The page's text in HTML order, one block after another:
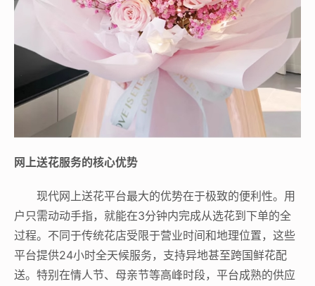
网上送花服务的核心优势
现代网上送花平台最大的优势在于极致的便利性。用
户只需动动手指，就能在3分钟内完成从选花到下单的全
过程。不同于传统花店受限于营业时间和地理位置，这些
平台提供24小时全天候服务，支持异地甚至跨国鲜花配
送。特别在情人节、母亲节等高峰时段，平台成熟的供应